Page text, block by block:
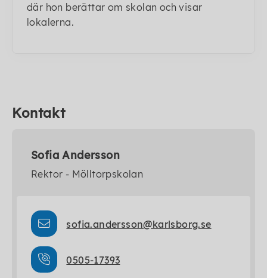
där hon berättar om skolan och visar
lokalerna.
Kontakt
Sofia Andersson
Rektor - Mölltorpskolan
sofia.andersson@karlsborg.se
0505-17393